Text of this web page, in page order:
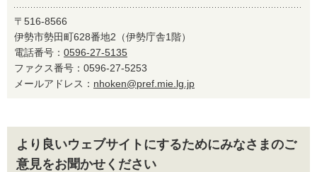
〒516-8566
伊勢市勢田町628番地2（伊勢庁舎1階）
電話番号： 0596-27-5135
ファクス番号：0596-27-5253
メールアドレス： nhoken@pref.mie.lg.jp
より良いウェブサイトにするためにみなさまのご
意見をお聞かせください